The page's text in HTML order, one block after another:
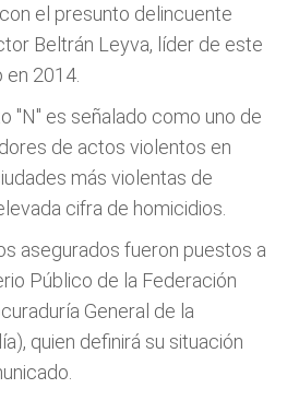
el presunto delincuente
Beltrán Leyva, líder de este
2014.
"N" es señalado como uno de
de actos violentos en
más violentas de
cifra de homicidios.
asegurados fueron puestos a
Público de la Federación
General de la
quien definirá su situación